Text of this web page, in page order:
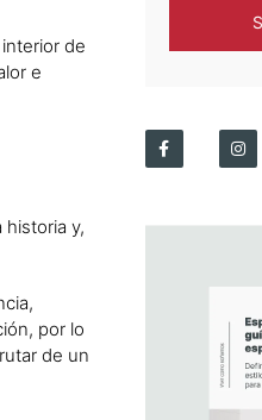
de
e
historia y,
por lo
de un